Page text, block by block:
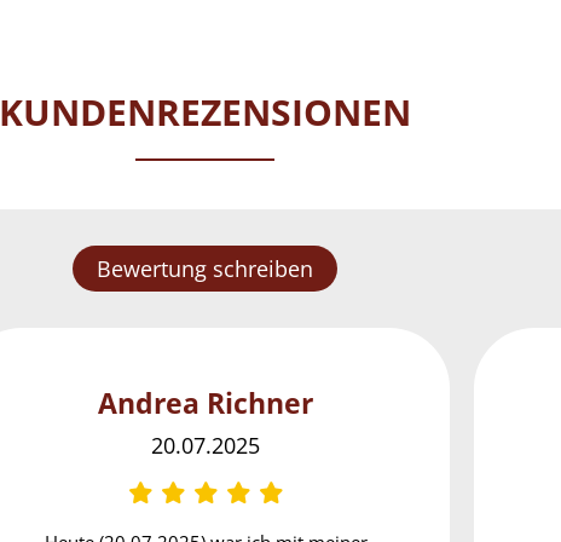
KUNDENREZENSIONEN
Bewertung schreiben
Andrea Richner
20.07.2025